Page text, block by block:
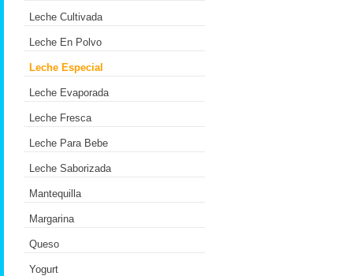
Leche Cultivada
Leche En Polvo
Leche Especial
Leche Evaporada
Leche Fresca
Leche Para Bebe
Leche Saborizada
Mantequilla
Margarina
Queso
Yogurt